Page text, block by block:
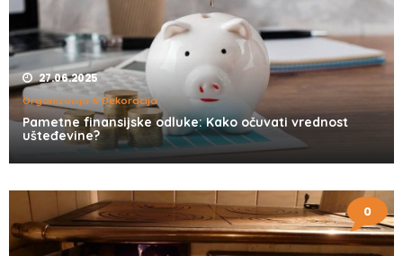
27.06.2025
Organizacija & Dekoracija
Pametne finansijske odluke: Kako očuvati vrednost
ušteđevine?
0